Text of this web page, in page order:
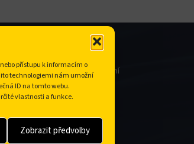
přístupu k informacím o
technologiemi nám umožní
ID na tomto webu.
vlastnosti a funkce.
Zobrazit předvolby
řád
Dokumenty ke stažení
Pro firmy (B2B)
O nás
Naši Partneři